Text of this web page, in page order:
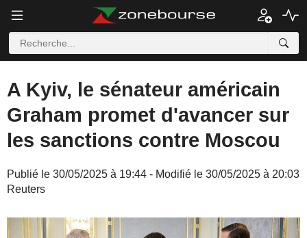
A Kyiv, le sénateur américain
Graham promet d'avancer sur
les sanctions contre Moscou
Publié le 30/05/2025 à 19:44 - Modifié le 30/05/2025 à 20:03
Reuters